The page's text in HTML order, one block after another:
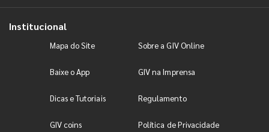
Institucional
Mapa do Site Sobre a GIV Online
Baixe o App GIV na Imprensa
Dicas e Tutoriais Regulamento
GIV coins Política de Privacidade